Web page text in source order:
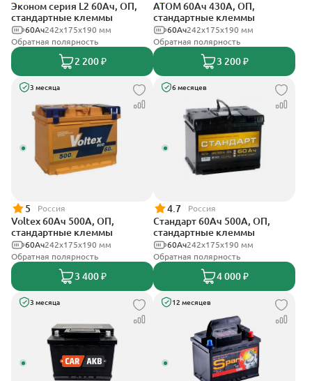
Эконом серия L2 60Ач, ОП,
стандартные клеммы
242х175х190 мм
60Ач
Обратная полярность
2 200 ₽
АТОМ 60Ач 430А, ОП,
стандартные клеммы
242х175х190 мм
60Ач
Обратная полярность
3 200 ₽
3 месяца
5 Россия
Voltex 60Ач 500А, ОП,
стандартные клеммы
242х175х190 мм
60Ач
Обратная полярность
3 400 ₽
6 месяцев
4.7 Россия
Стандарт 60Ач 500А, ОП,
стандартные клеммы
242x175x190 мм
60Ач
Обратная полярность
4 000 ₽
3 месяца 12 месяцев